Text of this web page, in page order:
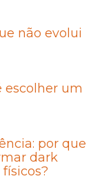
não evolui
escolher um
por que
dark